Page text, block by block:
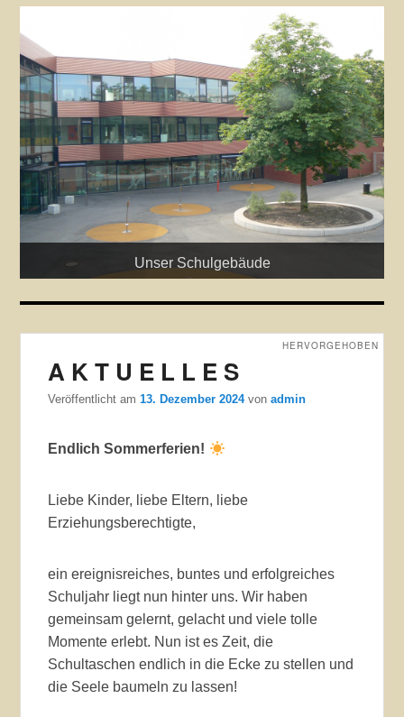
Unser Schulgebäude
A K T U E L L E S
HERVORGEHOBEN
Veröffentlicht am13. Dezember 2024 vonadmin
Endlich Sommerferien!
Liebe Kinder, liebe Eltern, liebe
Erziehungsberechtigte,
ein ereignisreiches, buntes und erfolgreiches
Schuljahr liegt nun hinter uns. Wir haben
gemeinsam gelernt, gelacht und viele tolle
Momente erlebt. Nun ist es Zeit, die
Schultaschen endlich in die Ecke zu stellen und
die Seele baumeln zu lassen!